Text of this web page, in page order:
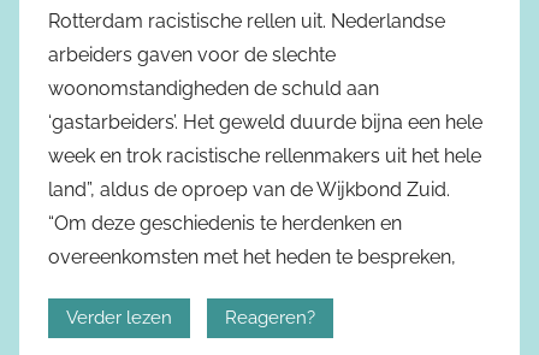
Rotterdam racistische rellen uit. Nederlandse
arbeiders gaven voor de slechte
woonomstandigheden de schuld aan
‘gastarbeiders’. Het geweld duurde bijna een hele
week en trok racistische rellenmakers uit het hele
land”, aldus de oproep van de Wijkbond Zuid.
“Om deze geschiedenis te herdenken en
overeenkomsten met het heden te bespreken,
Verder lezen Reageren?